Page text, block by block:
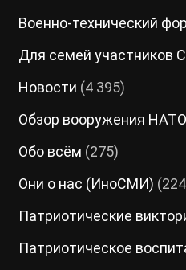
Военно-технический
Для семей участников
Новости (4 395)
Обзор вооружения НАТО
Обо всём (275)
Они о нас (ИноСМИ)
Патриотические
Патриотическое